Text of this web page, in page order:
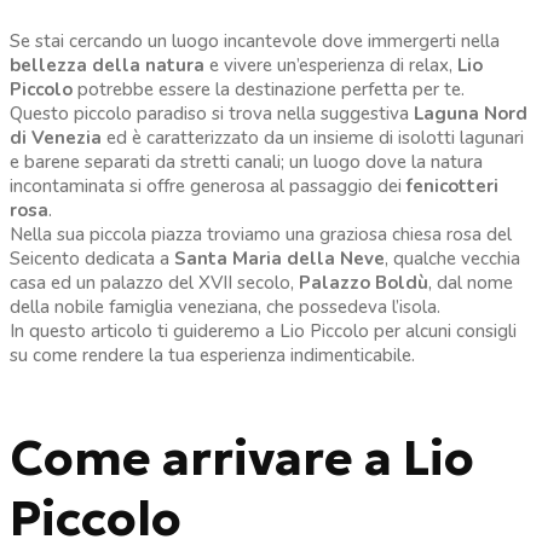
Se stai cercando un luogo incantevole dove immergerti nella
bellezza della natura e vivere un’esperienza di relax, Lio
Piccolo potrebbe essere la destinazione perfetta per te.
Questo piccolo paradiso si trova nella suggestiva Laguna Nord
di Venezia ed è caratterizzato da un insieme di isolotti lagunari
e barene separati da stretti canali; un luogo dove la natura
incontaminata si offre generosa al passaggio deifenicotteri
rosa.
Nella sua piccola piazza troviamo una graziosa chiesa rosa del
Seicento dedicata a Santa Maria della Neve, qualche vecchia
casa ed un palazzo del XVII secolo, Palazzo Boldù, dal nome
della nobile famiglia veneziana, che possedeva l’isola.
In questo articolo ti guideremo a Lio Piccolo per alcuni consigli
su come rendere la tua esperienza indimenticabile.
Come arrivare a Lio
Piccolo